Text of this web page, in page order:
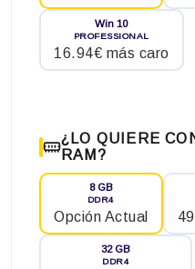
Win 10
PROFESSIONAL
16.94€ más caro
¿LO QUIERE
RAM?
8 GB
DDR4
Opción Actual
32 GB
DDR4